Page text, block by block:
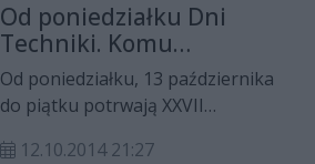
"Elektronika".
Od poniedziałku Dni
Techniki. Komu
przypadnie laur?
Od poniedziałku, 13 października
do piątku potrwają XXVII
12.10.2014 21:27